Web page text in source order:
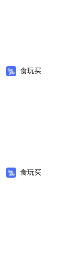
食玩买
食玩买